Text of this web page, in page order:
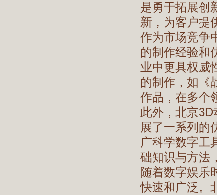
是勇于拓展创
新，为客户提
作为市场竞争
的制作经验和
业中更具权威
的制作，如《
作品，在多个
此外，北京
展了一系列的
广科学数字工
础知识与方法
随着数字娱乐
快速和广泛。